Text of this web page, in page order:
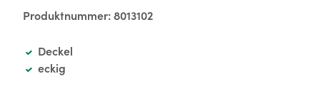
Produktnummer:8013102
Deckel
eckig